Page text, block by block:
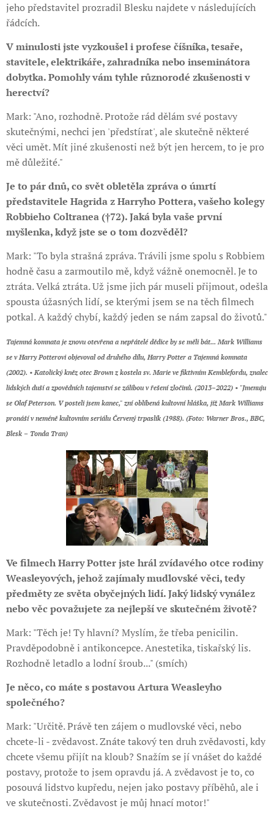
jeho představitel prozradil Blesku najdete v následujících
řádcích.
V minulosti jste vyzkoušel i profese číšníka, tesaře,
stavitele, elektrikáře, zahradníka nebo inseminátora
dobytka. Pomohly vám tyhle různorodé zkušenosti v
herectví?
Mark: "Ano, rozhodně. Protože rád dělám své postavy
skutečnými, nechci jen 'předstírat', ale skutečně některé
věci umět. Mít jiné zkušenosti než být jen hercem, to je pro
mě důležité."
Je to pár dnů, co svět obletěla zpráva o úmrtí
představitele Hagrida z Harryho Pottera, vašeho kolegy
Robbieho Coltranea (†72). Jaká byla vaše první
myšlenka, když jste se o tom dozvěděl?
Mark: "To byla strašná zpráva. Trávili jsme spolu s Robbiem
hodně času a zarmoutilo mě, když vážně onemocněl. Je to
ztráta. Velká ztráta. Už jsme jich pár museli přijmout, odešla
spousta úžasných lidí, se kterými jsem se na těch filmech
potkal. A každý chybí, každý jeden se nám zapsal do životů."
Tajemná komnata je znovu otevřena a nepřátelé dědice by se měli bát... Mark Williams
se v Harry Potterovi objevoval od druhého dílu, Harry Potter a Tajemná komnata
(2002). • Katolický kněz otec Brown z kostela sv. Marie ve fiktivním Kemblefordu, znalec
lidských duší a zpovědních tajemství se zálibou v řešení zločinů. (2013–2022) • "Jmenuju
se Olaf Peterson. V posteli jsem kanec," zní oblíbená kultovní hláška, jíž Mark Williams
pronáší v neméně kultovním seriálu Červený trpaslík (1988). (Foto: Warner Bros., BBC,
Blesk – Tonda Tran)
Ve filmech Harry Potter jste hrál zvídavého otce rodiny
Weasleyových, jehož zajímaly mudlovské věci, tedy
předměty ze světa obyčejných lidí. Jaký lidský vynález
nebo věc považujete za nejlepší ve skutečném životě?
Mark: "Těch je! Ty hlavní? Myslím, že třeba penicilin.
Pravděpodobně i antikoncepce. Anestetika, tiskařský lis.
Rozhodně letadlo a lodní šroub..." (smích)
Je něco, co máte s postavou Artura Weasleyho
společného?
Mark: "Určitě. Právě ten zájem o mudlovské věci, nebo
chcete-li - zvědavost. Znáte takový ten druh zvědavosti, kdy
chcete všemu přijít na kloub? Snažím se jí vnášet do každé
postavy, protože to jsem opravdu já. A zvědavost je to, co
posouvá lidstvo kupředu, nejen jako postavy příběhů, ale i
ve skutečnosti. Zvědavost je můj hnací motor!"